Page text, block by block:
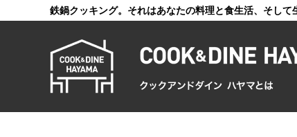
鉄鍋クッキング。それはあなたの料理と食生活、そして